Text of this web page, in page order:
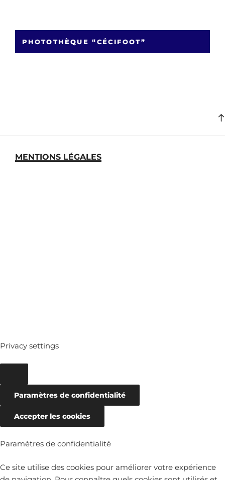
PHOTOTHÈQUE “CÉCIFOOT”
MENTIONS LÉGALES
Privacy settings
Paramètres de confidentialité
Accepter les cookies
Paramètres de confidentialité
Ce site utilise des cookies pour améliorer votre expérience